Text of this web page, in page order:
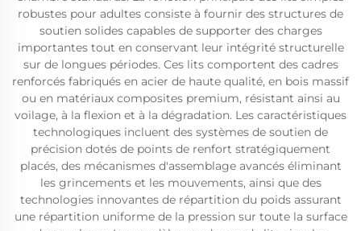
robustes pour adultes consiste à fournir des structures de
soutien solides capables de supporter des charges
importantes tout en conservant leur intégrité structurelle
sur de longues périodes. Ces lits comportent des cadres
renforcés fabriqués en acier de haute qualité, en bois massif
ou en matériaux composites premium, résistant ainsi au
voilage, à la flexion et à la dégradation. Les caractéristiques
technologiques incluent des systèmes de soutien de
précision dotés de points de renfort stratégiquement
placés, des mécanismes d'assemblage avancés éliminant
les grincements et les mouvements, ainsi que des
technologies innovantes de répartition du poids assurant
une répartition uniforme de la pression sur toute la surface